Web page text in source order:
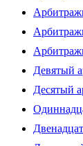
Девятый
Десятый